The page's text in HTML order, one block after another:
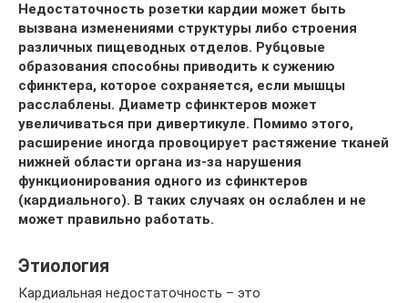
Недостаточность розетки кардии может быть
вызвана изменениями структуры либо строения
различных пищеводных отделов. Рубцовые
образования способны приводить к сужению
сфинктера, которое сохраняется, если мышцы
расслаблены. Диаметр сфинктеров может
увеличиваться при дивертикуле. Помимо этого,
расширение иногда провоцирует растяжение тканей
нижней области органа из-за нарушения
функционирования одного из сфинктеров
(кардиального). В таких случаях он ослаблен и не
может правильно работать.
Этиология
Кардиальная недостаточность – это